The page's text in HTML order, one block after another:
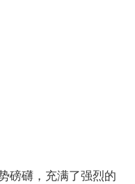
磅礴，充满了强烈的